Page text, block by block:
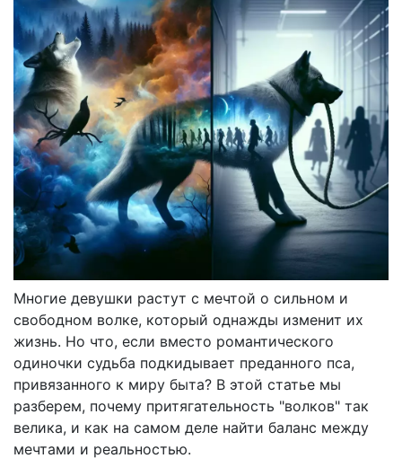
Многие девушки растут с мечтой о сильном и
свободном волке, который однажды изменит их
жизнь. Но что, если вместо романтического
одиночки судьба подкидывает преданного пса,
привязанного к миру быта? В этой статье мы
разберем, почему притягательность "волков" так
велика, и как на самом деле найти баланс между
мечтами и реальностью.